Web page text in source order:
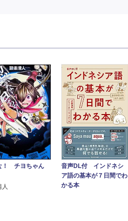
！ チヨちゃん
人
音声DL付 インドネシ
ア語の基本が７日間でわ
かる本